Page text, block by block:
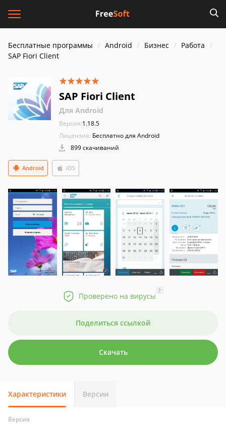
Бесплатные программы Android Бизнес
Работа
SAP Fiori Client
SAP Fiori Client
Для Android
Версия:1.18.5
Лицензия: Бесплатно для Android
899 скачиваний
Android iOS
Проверено на вирусы
?
Поделиться ссылкой
Скачать
Характеристики Версии
Версия